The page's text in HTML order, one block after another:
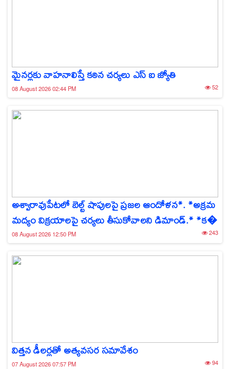
మైనర్లకు వాహనాలిస్తే కఠిన చర్యలు ఎస్ ఐ జ్యోతి
08 August 2026 02:44 PM 52
అశ్వారావుపేటలో బెల్ట్ షాపులపై ప్రజల ఆందోళన*. *అక్రమ
మద్యం విక్రయాలపై చర్యలు తీసుకోవాలని డిమాండ్.* *క�
08 August 2026 12:50 PM 243
విత్తన డీలర్లతో అత్యవసర సమావేశం
07 August 2026 07:57 PM 94